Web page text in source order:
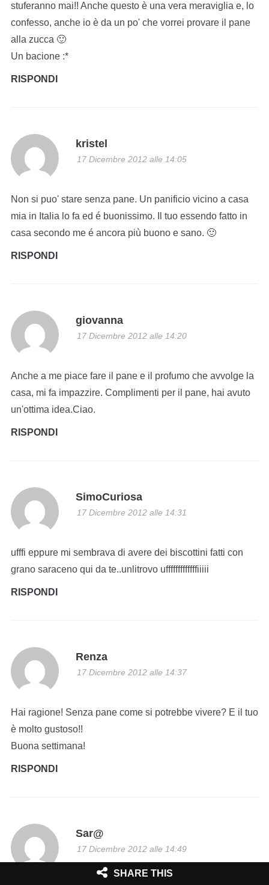
stuferanno mai!! Anche questo è una vera meraviglia e, lo
confesso, anche io è da un po' che vorrei provare il pane
alla zucca 🙂
Un bacione :*
RISPONDI
kristel
17 Dicembre 2012 alle 14:05
Non si puo' stare senza pane. Un panificio vicino a casa
mia in Italia lo fa ed é buonissimo. Il tuo essendo fatto in
casa secondo me é ancora più buono e sano. 🙂
RISPONDI
giovanna
17 Dicembre 2012 alle 14:20
Anche a me piace fare il pane e il profumo che avvolge la
casa, mi fa impazzire. Complimenti per il pane, hai avuto
un'ottima idea.Ciao.
RISPONDI
SimoCuriosa
17 Dicembre 2012 alle 14:31
ufffi eppure mi sembrava di avere dei biscottini fatti con
grano saraceno qui da te..unlitrovo ufffffffffffffiiiii
RISPONDI
Renza
17 Dicembre 2012 alle 14:37
Hai ragione! Senza pane come si potrebbe vivere? E il tuo
è molto gustoso!!
Buona settimana!
RISPONDI
Sar@
17 Dicembre 2012 alle 14:49
SHARE THIS